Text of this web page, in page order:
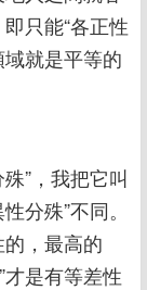
只能“各正性
域就是平等的
”，我把它叫
分殊”不同。
，最高的
才是有等差性